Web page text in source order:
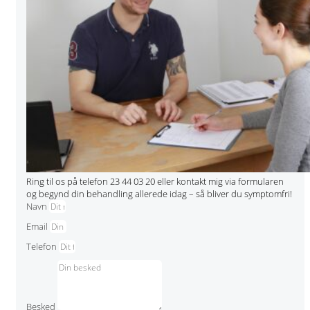
Ring til os på telefon 23 44 03 20 eller kontakt mig via formularen
og begynd din behandling allerede idag – så bliver du symptomfri!
Navn
Email
Telefon
Besked